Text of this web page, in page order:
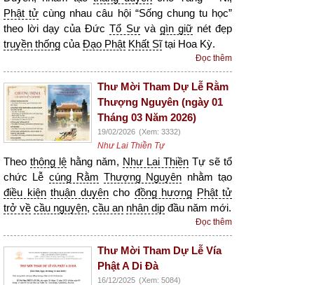
Phật tử cùng nhau câu hội “Sống chung tu học”
theo lời dạy của ĐứcTổ Sưvà gìn giữnét đẹp
truyền thống của Đạo Phật Khất Sĩtại Hoa Kỳ.
Đọc thêm
Thư Mời Tham Dự Lễ Rằm
Thượng Nguyên (ngày 01
Tháng 03 Năm 2026)
19/02/2026 (Xem: 3332)
Như Lai Thiền Tự
Theo thông lệ hằng năm, Như Lai Thiền Tự sẽ tổ
chức Lễ cúng Rằm Thượng Nguyên nhằm tạo
điều kiện thuận duyêncho đồng hương Phật tử
trở về cầu nguyện, cầu an nhân dịp đầu năm mới.
Đọc thêm
Thư Mời Tham Dự Lễ Vía
Phật A Di Đà
16/12/2025 (Xem: 5084)